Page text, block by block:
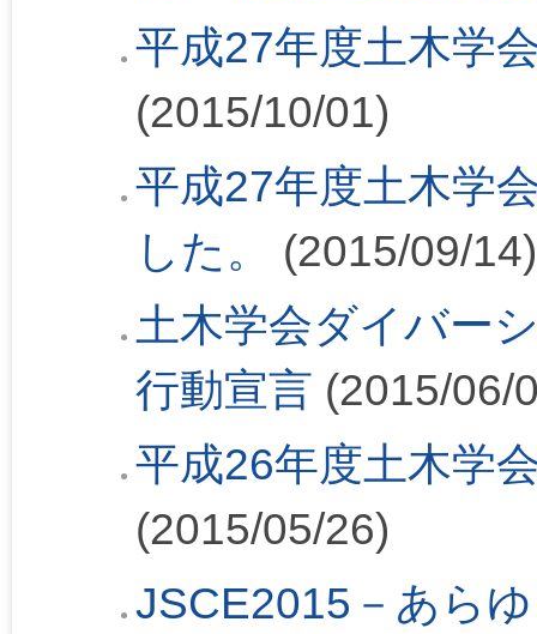
平成27年度土木学
(2015/10/01)
平成27年度土木学
した。
(2015/09/14)
土木学会ダイバー
行動宣言 (2015/06/
平成26年度土木学
(2015/05/26)
JSCE2015－あら